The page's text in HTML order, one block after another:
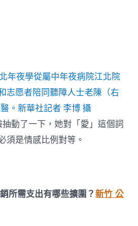
年夜學從屬中年夜病院江北院
志愿者陪同聽障人士老陳（右
。新華社記者 李博 攝
抽動了一下，她對「愛」這個詞
須是情感比例對等。
所需支出有哪些擴圍？新竹 公